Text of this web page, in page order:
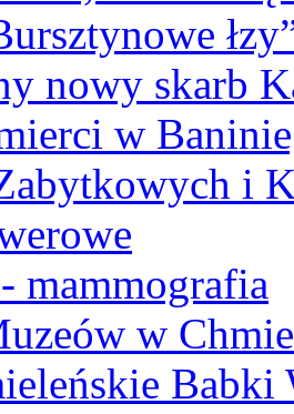
nowy skarb
w
i
mammografia
w
Babki